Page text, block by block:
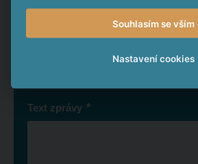
*
Text zprávy *
Souhlasím se vším
Nastavení cookies